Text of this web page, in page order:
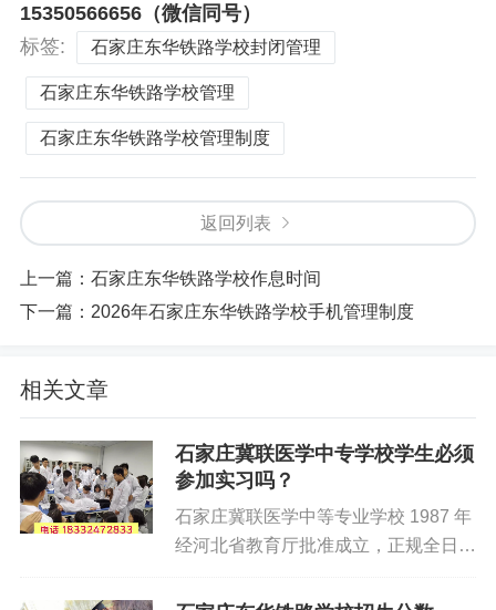
15350566656（微信同号）
标签:
石家庄东华铁路学校封闭管理
石家庄东华铁路学校管理
石家庄东华铁路学校管理制度
返回列表
上一篇： 石家庄东华铁路学校作息时间
下一篇： 2026年石家庄东华铁路学校手机管理制度
相关文章
石家庄冀联医学中专学校学生必须
参加实习吗？
石家庄冀联医学中等专业学校 1987 年
经河北省教育厅批准成立，正规全日制
中考前预报名不限分数，中考后最低录